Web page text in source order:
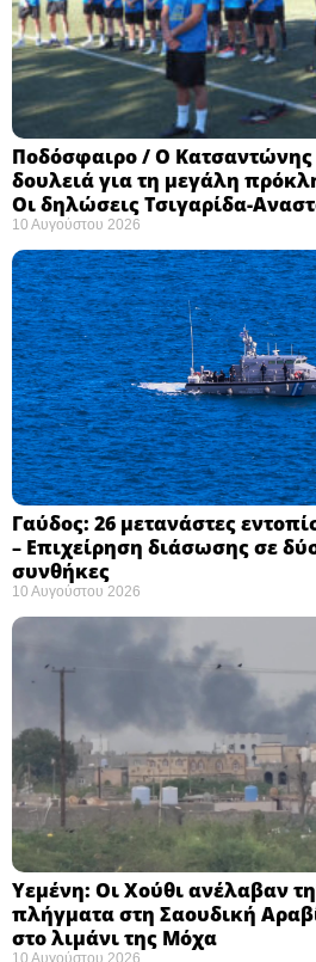
Ποδόσφαιρο / Ο
δουλειά για τη μεγάλη
Οι δηλώσεις Τσιγαρίδα-
10 Αυγούστου 2026
Γαύδος: 26 μετανάστες
– Επιχείρηση διάσωσης σε
συνθήκες ​
10 Αυγούστου 2026
Υεμένη: Οι Χούθι ανέλαβαν
πλήγματα στη Σαουδική
στο λιμάνι της Μόχα ​
10 Αυγούστου 2026